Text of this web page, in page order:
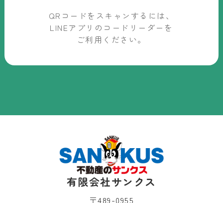
QRコードをスキャンするには、
LINEアプリのコードリーダーを
ご利用ください。
有限会社サンクス
〒489-0955